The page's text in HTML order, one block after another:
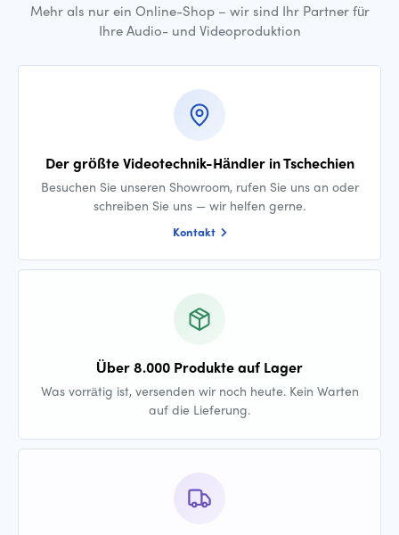
Mehr als nur ein Online-Shop – wir sind Ihr Partner für
Ihre Audio- und Videoproduktion
Der größte Videotechnik-Händler in Tschechien
Besuchen Sie unseren Showroom, rufen Sie uns an oder
schreiben Sie uns — wir helfen gerne.
Kontakt
Über 8.000 Produkte auf Lager
Was vorrätig ist, versenden wir noch heute. Kein Warten
auf die Lieferung.